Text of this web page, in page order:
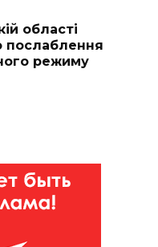
області
послаблення
режиму